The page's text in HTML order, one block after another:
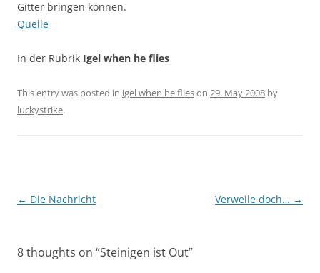
Gitter bringen können.
Quelle
In der Rubrik Igel when he flies
This entry was posted in igel when he flieson 29. May 2008 by
luckystrike.
Post
← Die Nachricht Verweile doch… →
8 thoughts on “Steinigen ist Out”